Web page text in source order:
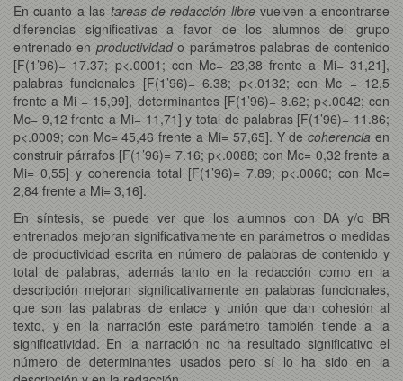
En cuanto a las tareas de redacción librevuelven a encontrarse
diferencias significativas a favor de los alumnos del grupo
entrenado en productividado parámetros palabras de contenido
[F(1’96)= 17.37; p<.0001; con Mc= 23,38 frente a Mi= 31,21],
palabras funcionales [F(1’96)= 6.38; p<.0132; con Mc = 12,5
frente a Mi = 15,99], determinantes [F(1’96)= 8.62; p<.0042; con
Mc= 9,12 frente a Mi= 11,71] y total de palabras [F(1’96)= 11.86;
p<.0009; con Mc= 45,46 frente a Mi= 57,65]. Y decoherenciaen
construir párrafos [F(1’96)= 7.16; p<.0088; con Mc= 0,32 frente a
Mi= 0,55] y coherencia total [F(1’96)= 7.89; p<.0060; con Mc=
2,84 frente a Mi= 3,16].
En síntesis, se puede ver que los alumnos con DA y/o BR
entrenados mejoran significativamente en parámetros o medidas
de productividad escrita en número de palabras de contenido y
total de palabras, además tanto en la redacción como en la
descripción mejoran significativamente en palabras funcionales,
que son las palabras de enlace y unión que dan cohesión al
texto, y en la narración este parámetro también tiende a la
significatividad. En la narración no ha resultado significativo el
número de determinantes usados pero sí lo ha sido en la